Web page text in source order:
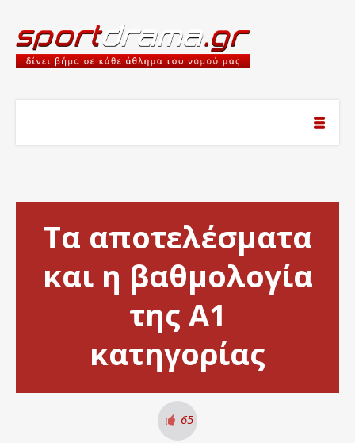
Τα αποτελέσματα
και η βαθμολογία
της Α1
κατηγορίας
65